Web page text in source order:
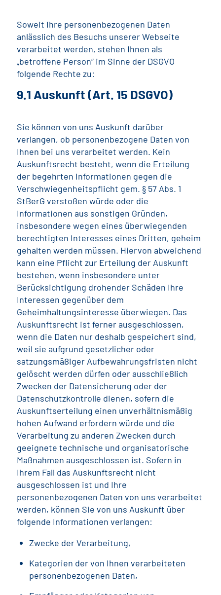
Soweit Ihre personenbezogenen Daten
anlässlich des Besuchs unserer Webseite
verarbeitet werden, stehen Ihnen als
„betroffene Person“ im Sinne der DSGVO
folgende Rechte zu:
9.1 Auskunft (Art. 15 DSGVO)
Sie können von uns Auskunft darüber
verlangen, ob personenbezogene Daten von
Ihnen bei uns verarbeitet werden. Kein
Auskunftsrecht besteht, wenn die Erteilung
der begehrten Informationen gegen die
Verschwiegenheitspflicht gem. § 57 Abs. 1
StBerG verstoßen würde oder die
Informationen aus sonstigen Gründen,
insbesondere wegen eines überwiegenden
berechtigten Interesses eines Dritten, geheim
gehalten werden müssen. Hiervon abweichend
kann eine Pflicht zur Erteilung der Auskunft
bestehen, wenn insbesondere unter
Berücksichtigung drohender Schäden Ihre
Interessen gegenüber dem
Geheimhaltungsinteresse überwiegen. Das
Auskunftsrecht ist ferner ausgeschlossen,
wenn die Daten nur deshalb gespeichert sind,
weil sie aufgrund gesetzlicher oder
satzungsmäßiger Aufbewahrungsfristen nicht
gelöscht werden dürfen oder ausschließlich
Zwecken der Datensicherung oder der
Datenschutzkontrolle dienen, sofern die
Auskunftserteilung einen unverhältnismäßig
hohen Aufwand erfordern würde und die
Verarbeitung zu anderen Zwecken durch
geeignete technische und organisatorische
Maßnahmen ausgeschlossen ist. Sofern in
Ihrem Fall das Auskunftsrecht nicht
ausgeschlossen ist und Ihre
personenbezogenen Daten von uns verarbeitet
werden, können Sie von uns Auskunft über
folgende Informationen verlangen:
Zwecke der Verarbeitung,
Kategorien der von Ihnen verarbeiteten
personenbezogenen Daten,